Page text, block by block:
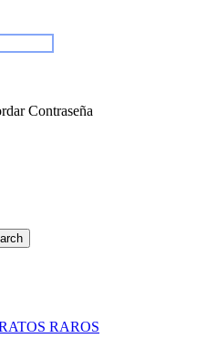
Contraseña